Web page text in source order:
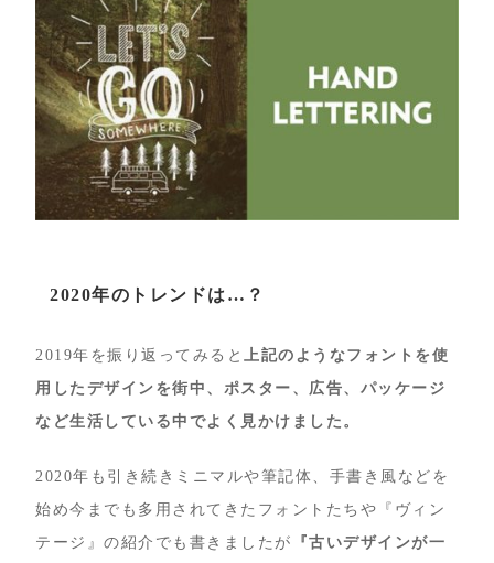
2020年のトレンドは…？
2019年を振り返ってみると上記のようなフォントを使
用したデザインを街中、ポスター、広告、パッケージ
など生活している中でよく見かけました。
2020年も引き続きミニマルや筆記体、手書き風などを
始め今までも多用されてきたフォントたちや『ヴィン
テージ』の紹介でも書きましたが
『古いデザインが一